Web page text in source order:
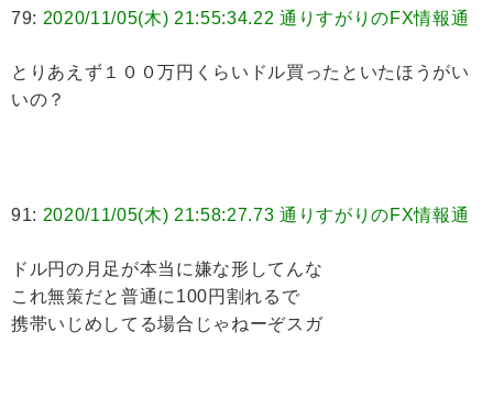
79: 2020/11/05(木) 21:55:34.22 通りすがりのFX情報通
とりあえず１００万円くらいドル買ったといたほうがい
いの？
91: 2020/11/05(木) 21:58:27.73 通りすがりのFX情報通
ドル円の月足が本当に嫌な形してんな
これ無策だと普通に100円割れるで
携帯いじめしてる場合じゃねーぞスガ